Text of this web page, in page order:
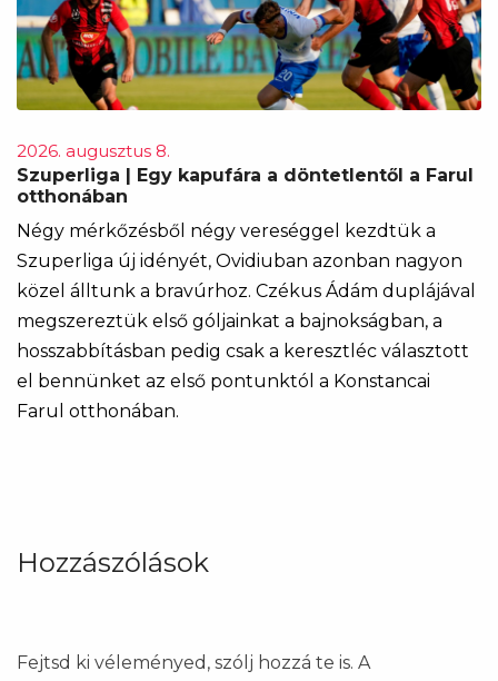
2026. augusztus 8.
Szuperliga | Egy kapufára a döntetlentől a Farul
otthonában
Négy mérkőzésből négy vereséggel kezdtük a
Szuperliga új idényét, Ovidiuban azonban nagyon
közel álltunk a bravúrhoz. Czékus Ádám duplájával
megszereztük első góljainkat a bajnokságban, a
hosszabbításban pedig csak a keresztléc választott
el bennünket az első pontunktól a Konstancai
Farul otthonában.
Hozzászólások
Fejtsd ki véleményed, szólj hozzá te is. A